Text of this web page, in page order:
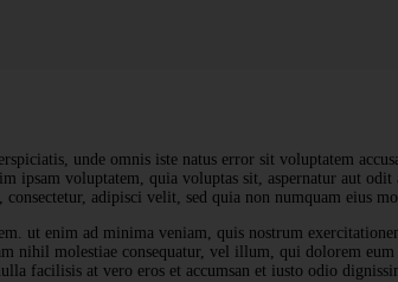
unde omnis iste natus error sit voluptatem
ipsam voluptatem, quia voluptas sit, aspernatur aut
consectetur, adipisci velit, sed quia non numquam eius
ut enim ad minima veniam, quis nostrum
nihil molestiae consequatur, vel illum, qui dolorem
facilisis at vero eros et accumsan et iusto odio